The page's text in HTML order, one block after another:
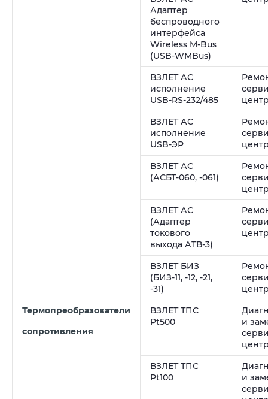
Адаптер
беспроводного
интерфейса
Wireless M-Bus
(USB-WMBus)
ВЗЛЕТ АС
исполнение
USB-RS-232/485
ВЗЛЕТ АС
исполнение
USB-ЭР
ВЗЛЕТ АС
(АСБТ-060, -061)
ВЗЛЕТ АС
(Адаптер
токового
выхода АТВ-3)
ВЗЛЕТ БИЗ
(БИЗ-11, -12, -21,
-31)
Термопреобразователи
сопротивления
ВЗЛЕТ ТПС
Pt500
и
ВЗЛЕТ ТПС
Pt100
и